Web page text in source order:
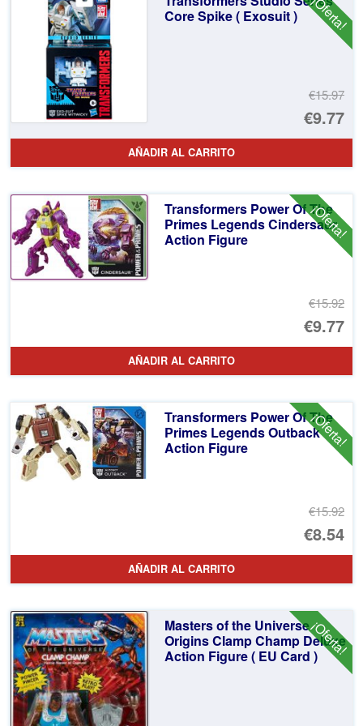
¡Oferta!
Core Spike ( Exosuit )
€15.97
El
€9.77
El
AÑADIR AL CARRITO
¡Oferta!
Transformers Power Of The
Primes Legends Cindersaur
Action Figure
€15.92
El
€9.77
El
AÑADIR AL CARRITO
¡Oferta!
Transformers Power Of The
Primes Legends Outback
Action Figure
€15.92
El
€8.54
El
AÑADIR AL CARRITO
¡Oferta!
Masters of the Universe
Origins Clamp Champ Deluxe
Action Figure ( EU Card )